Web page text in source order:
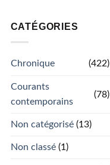
CATÉGORIES
Chronique (422)
Courants
contemporains
(78)
Non catégorisé(13)
Non classé(1)